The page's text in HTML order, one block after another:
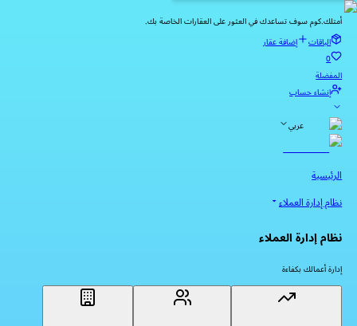
أمتلك.كوم سوف تساعدك في العثور على العقارات الخاصة بك.
الباقات
إضافة عقار
0
المفضلة
إنشاء حساب
عربي
الرئيسية
نظام إدارة العملاء
نظام إدارة العملاء
إدارة أعمالك بكفاءة